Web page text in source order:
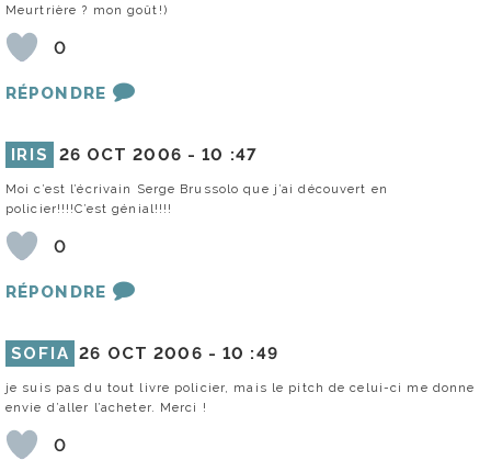
Meurtrière ? mon goût!)
0
RÉPONDRE
IRIS 26 OCT 2006 -10 :47
Moi c’est l’écrivain Serge Brussolo que j’ai découvert en
policier!!!!C’est génial!!!!
0
RÉPONDRE
SOFIA 26 OCT 2006 -10 :49
je suis pas du tout livre policier, mais le pitch de celui-ci me donne
envie d’aller l’acheter. Merci !
0